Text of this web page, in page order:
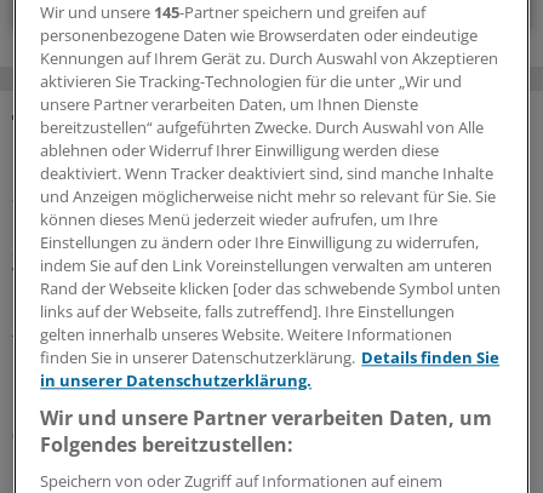
MEHR ZUM THEMA
Sparpaket sorgt für Unsicherheit
Praxisbesonderheiten in Zeiten des GKV-
Spargesetzes: Klarheit soll es in der kommenden
Woche geben
Ein Passus des Beitragssatzstabilisierungsgesetz sorgt
für Unruhe unter Ärztinnen und Ärzten. Stehen die
Praxisbesonderheiten auf der Kippe? Oder eher doch
nicht? Kassenärzte und Krankenkassen verhandeln.
06.08.2026
Wir und unsere 145-Partner speichern und greifen auf
personenbezogene Daten wie Browserdaten oder eindeutige
Kennungen auf Ihrem Gerät zu. Durch Auswahl von Akzeptieren
aktivieren Sie Tracking-Technologien für die unter „Wir und
unsere Partner verarbeiten Daten, um Ihnen Dienste
bereitzustellen“ aufgeführten Zwecke. Durch Auswahl von Alle
ablehnen oder Widerruf Ihrer Einwilligung werden diese
deaktiviert. Wenn Tracker deaktiviert sind, sind manche Inhalte
und Anzeigen möglicherweise nicht mehr so relevant für Sie. Sie
können dieses Menü jederzeit wieder aufrufen, um Ihre
Einstellungen zu ändern oder Ihre Einwilligung zu widerrufen,
indem Sie auf den Link Voreinstellungen verwalten am unteren
Rand der Webseite klicken [oder das schwebende Symbol unten
links auf der Webseite, falls zutreffend]. Ihre Einstellungen
gelten innerhalb unseres Website. Weitere Informationen
finden Sie in unserer Datenschutzerklärung. Details finden Sie
in unserer Datenschutzerklärung.
Wir und unsere Partner verarbeiten Daten, um
Folgendes bereitzustellen:
Speichern von oder Zugriff auf Informationen auf einem